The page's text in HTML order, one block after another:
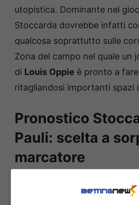
utopistica. Dominante nel
Stoccarda dovrebbe infatti
qualcosa soprattutto sulle
Zona del campo nel quale un
di Louis Oppie è pronto a
ritagliandosi importanti spazi
Pronostico
Pauli: scelta a
marcatore
Mancino naturale, Oppie
ogni volta che ne ha la